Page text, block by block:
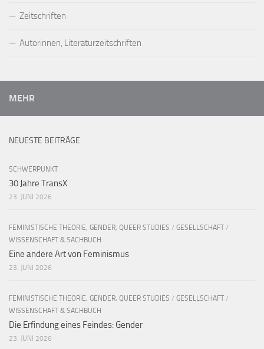
Zeitschriften
Autorinnen, Literaturzeitschriften
MEHR
NEUESTE BEITRÄGE
SCHWERPUNKT
30 Jahre TransX
23. JUNI 2026
FEMINISTISCHE THEORIE, GENDER, QUEER STUDIES / GESELLSCHAFT /
WISSENSCHAFT & SACHBUCH
Eine andere Art von Feminismus
23. JUNI 2026
FEMINISTISCHE THEORIE, GENDER, QUEER STUDIES / GESELLSCHAFT /
WISSENSCHAFT & SACHBUCH
Die Erfindung eines Feindes: Gender
23. JUNI 2026